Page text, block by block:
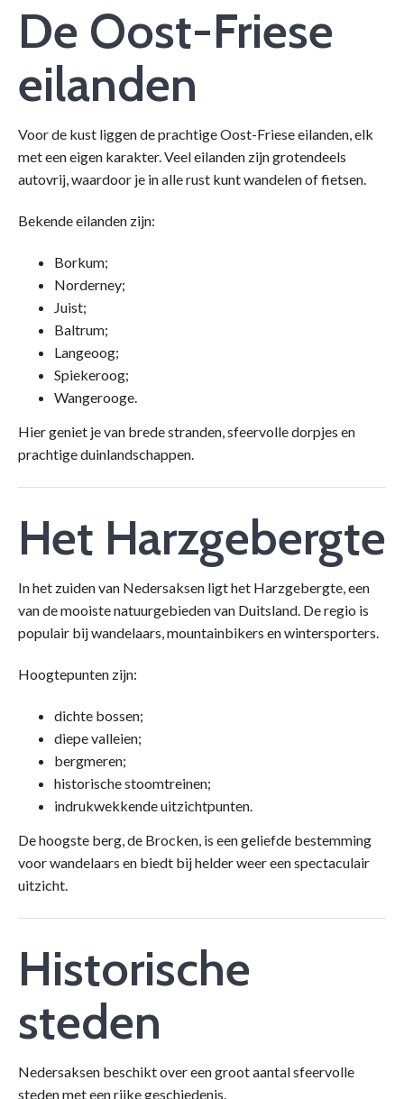
De Oost-Friese
eilanden
Voor de kust liggen de prachtige Oost-Friese eilanden, elk
met een eigen karakter. Veel eilanden zijn grotendeels
autovrij, waardoor je in alle rust kunt wandelen of fietsen.
Bekende eilanden zijn:
Borkum;
Norderney;
Juist;
Baltrum;
Langeoog;
Spiekeroog;
Wangerooge.
Hier geniet je van brede stranden, sfeervolle dorpjes en
prachtige duinlandschappen.
Het Harzgebergte
In het zuiden van Nedersaksen ligt het Harzgebergte, een
van de mooiste natuurgebieden van Duitsland. De regio is
populair bij wandelaars, mountainbikers en wintersporters.
Hoogtepunten zijn:
dichte bossen;
diepe valleien;
bergmeren;
historische stoomtreinen;
indrukwekkende uitzichtpunten.
De hoogste berg, de Brocken, is een geliefde bestemming
voor wandelaars en biedt bij helder weer een spectaculair
uitzicht.
Historische
steden
Nedersaksen beschikt over een groot aantal sfeervolle
steden met een rijke geschiedenis.